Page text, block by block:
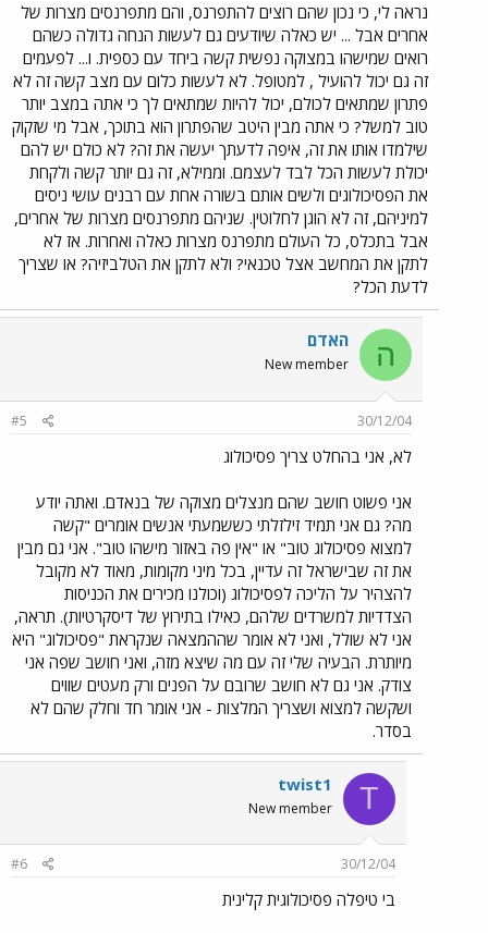
נראה לי, כי נכון שהם רוצים להתפרנס, והם מתפרנסים מצרות של
אחרים אבל ... יש כאלה שיודעים גם לעשות הנחה גדולה כשהם
רואים שמישהו במצוקה נפשית קשה ביחד עם כספית. ו... לפעמים
זה גם יכול להועיל , למטופל. לא לעשות כלום עם מצב קשה זה לא
פתרון שמתאים לכולם, יכול להיות שמתאים לך כי אתה במצב יותר
טוב למשל? כי אתה מבין היטב שהפתרון הוא בתוכך, אבל מי שזקוק
שילמדו אותו את זה, איפה לדעתך יעשה את זה? לא כולם יש להם
יכולת לעשות הכל לבד לעצמם. וממילא, זה גם יותר קשה ולקחת
את הפסיכולוגים ולשים אותם בשורה אחת עם רבנים עושי ניסים
למיניהם, זה לא הוגן לחלוטין. שניהם מתפרנסים מצרות של אחרים,
אבל בתכלס, כל העולם מתפרנס מצרות כאלה ואחרות. אז לא
לתקן את המחשב אצל טכנאי? ולא לתקן את הטלביזיה? או שצריך
לדעת הכל?
ה האדם
New member
30/12/04
#5
לא, אני בהחלט צריך פסיכולוג
אני פשוט חושב שהם מנצלים מצוקה של בנאדם. ואתה יודע
מה? גם אני תמיד זילזלתי כששמעתי אנשים אומרים "קשה
למצוא פסיכולוג טוב" או "אין פה באזור מישהו טוב". אני גם מבין
את זה שבישראל זה עדיין, בכל מיני מקומות, מאוד לא מקובל
להצהיר על הליכה לפסיכולוג (וכולנו מכירים את הכניסות
הצדדיות למשרדים שלהם, כאילו בתירוץ של דיסקרטיות). תראה,
אני לא שולל, ואני לא אומר שההמצאה שנקראת "פסיכולוג" היא
מיותרת. הבעיה שלי זה עם מה שיצא מזה, ואני חושב שפה אני
צודק. אני גם לא חושב שרובם על הפנים ורק מעטים שווים
ושקשה למצוא ושצריך המלצות - אני אומר חד וחלק שהם לא
בסדר.
T
twist1
New member
30/12/04
#6
בי טיפלה פסיכולוגית קלינית